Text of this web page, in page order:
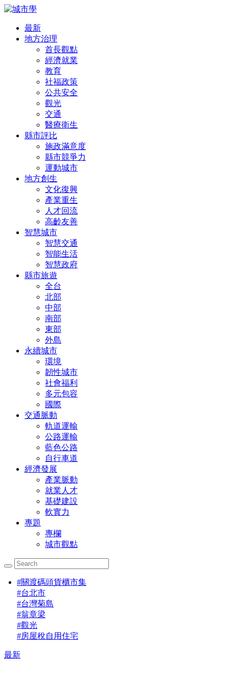
最新
地方治理
首長觀點
經濟就業
教育
社福政策
公共安全
觀光
交通
醫療衛生
縣市評比
施政滿意度
縣市競爭力
運動城市
地方創生
文化復興
產業重生
人才回流
高齡友善
智慧城市
智慧交通
智能生活
智慧政府
縣市旅遊
全台
北部
中部
南部
東部
外島
永續城市
環境
韌性城市
社會福利
多元包容
國際
交通脈動
軌道運輸
公路運輸
藍色公路
自行車道
經濟發展
產業脈動
就業人才
基礎建設
軟實力
專題
專欄
城市觀點
#關渡碼頭貨櫃市集
#台北市
#台灣菊島
#翁章梁
#觀光
#房屋稅自用住宅
最新